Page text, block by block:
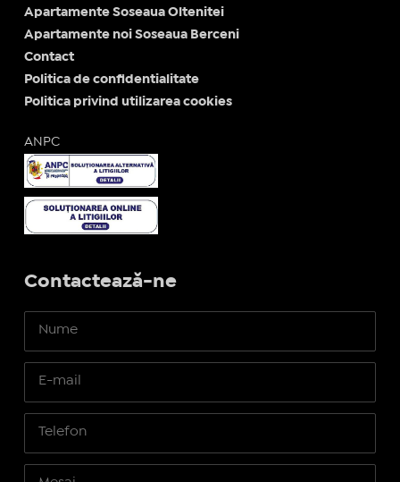
Apartamente Soseaua Oltenitei
Apartamente noi Soseaua Berceni
Contact
Politica de confidentialitate
Politica privind utilizarea cookies
ANPC
Contactează-ne